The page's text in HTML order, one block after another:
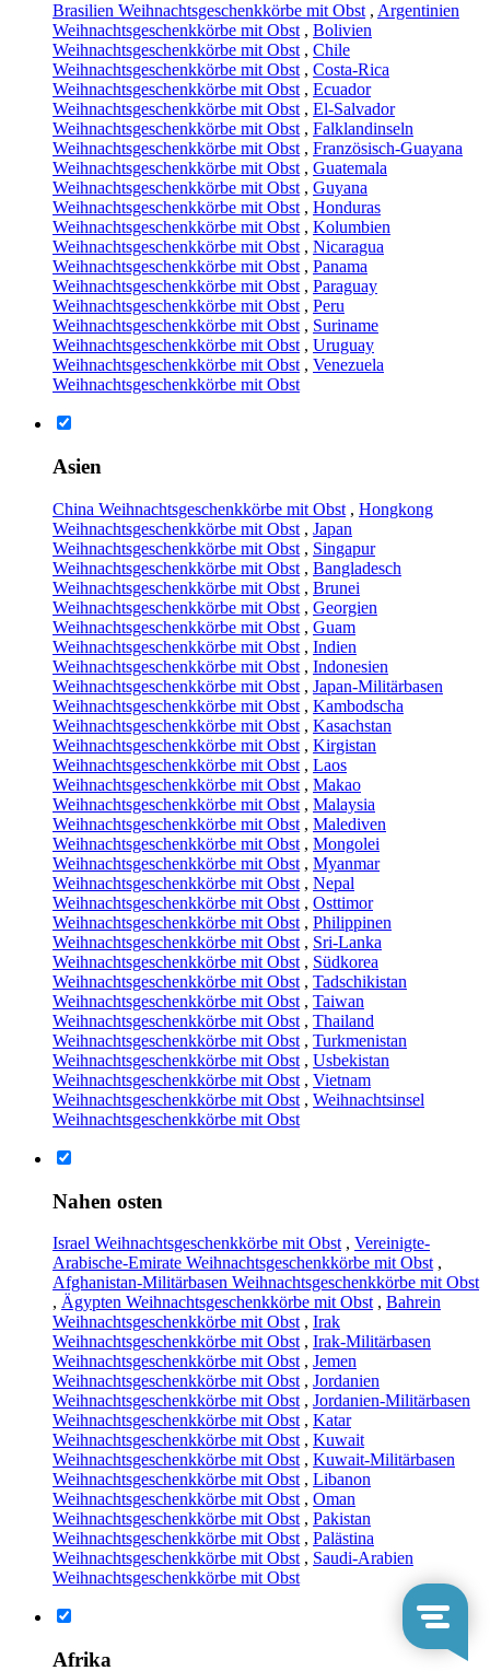
Brasilien Weihnachtsgeschenkkörbe mit Obst, Argentinien
Weihnachtsgeschenkkörbe mit Obst, Bolivien
Weihnachtsgeschenkkörbe mit Obst, Chile
Weihnachtsgeschenkkörbe mit Obst, Costa-Rica
Weihnachtsgeschenkkörbe mit Obst, Ecuador
Weihnachtsgeschenkkörbe mit Obst, El-Salvador
Weihnachtsgeschenkkörbe mit Obst, Falklandinseln
Weihnachtsgeschenkkörbe mit Obst, Französisch-Guayana
Weihnachtsgeschenkkörbe mit Obst, Guatemala
Weihnachtsgeschenkkörbe mit Obst, Guyana
Weihnachtsgeschenkkörbe mit Obst, Honduras
Weihnachtsgeschenkkörbe mit Obst, Kolumbien
Weihnachtsgeschenkkörbe mit Obst, Nicaragua
Weihnachtsgeschenkkörbe mit Obst, Panama
Weihnachtsgeschenkkörbe mit Obst, Paraguay
Weihnachtsgeschenkkörbe mit Obst, Peru
Weihnachtsgeschenkkörbe mit Obst, Suriname
Weihnachtsgeschenkkörbe mit Obst, Uruguay
Weihnachtsgeschenkkörbe mit Obst, Venezuela
Weihnachtsgeschenkkörbe mit Obst
Asien
China Weihnachtsgeschenkkörbe mit Obst , Hongkong
Weihnachtsgeschenkkörbe mit Obst , Japan
Weihnachtsgeschenkkörbe mit Obst , Singapur
Weihnachtsgeschenkkörbe mit Obst , Bangladesch
Weihnachtsgeschenkkörbe mit Obst , Brunei
Weihnachtsgeschenkkörbe mit Obst , Georgien
Weihnachtsgeschenkkörbe mit Obst , Guam
Weihnachtsgeschenkkörbe mit Obst , Indien
Weihnachtsgeschenkkörbe mit Obst , Indonesien
Weihnachtsgeschenkkörbe mit Obst , Japan-Militärbasen
Weihnachtsgeschenkkörbe mit Obst , Kambodscha
Weihnachtsgeschenkkörbe mit Obst , Kasachstan
Weihnachtsgeschenkkörbe mit Obst , Kirgistan
Weihnachtsgeschenkkörbe mit Obst , Laos
Weihnachtsgeschenkkörbe mit Obst , Makao
Weihnachtsgeschenkkörbe mit Obst , Malaysia
Weihnachtsgeschenkkörbe mit Obst , Malediven
Weihnachtsgeschenkkörbe mit Obst , Mongolei
Weihnachtsgeschenkkörbe mit Obst , Myanmar
Weihnachtsgeschenkkörbe mit Obst , Nepal
Weihnachtsgeschenkkörbe mit Obst , Osttimor
Weihnachtsgeschenkkörbe mit Obst , Philippinen
Weihnachtsgeschenkkörbe mit Obst , Sri-Lanka
Weihnachtsgeschenkkörbe mit Obst , Südkorea
Weihnachtsgeschenkkörbe mit Obst , Tadschikistan
Weihnachtsgeschenkkörbe mit Obst , Taiwan
Weihnachtsgeschenkkörbe mit Obst , Thailand
Weihnachtsgeschenkkörbe mit Obst , Turkmenistan
Weihnachtsgeschenkkörbe mit Obst , Usbekistan
Weihnachtsgeschenkkörbe mit Obst , Vietnam
Weihnachtsgeschenkkörbe mit Obst , Weihnachtsinsel
Weihnachtsgeschenkkörbe mit Obst
Nahen osten
Israel Weihnachtsgeschenkkörbe mit Obst , Vereinigte-
Arabische-Emirate Weihnachtsgeschenkkörbe mit Obst ,
Afghanistan-Militärbasen Weihnachtsgeschenkkörbe mit Obst
, Ägypten Weihnachtsgeschenkkörbe mit Obst , Bahrein
Weihnachtsgeschenkkörbe mit Obst , Irak
Weihnachtsgeschenkkörbe mit Obst , Irak-Militärbasen
Weihnachtsgeschenkkörbe mit Obst , Jemen
Weihnachtsgeschenkkörbe mit Obst , Jordanien
Weihnachtsgeschenkkörbe mit Obst , Jordanien-Militärbasen
Weihnachtsgeschenkkörbe mit Obst , Katar
Weihnachtsgeschenkkörbe mit Obst , Kuwait
Weihnachtsgeschenkkörbe mit Obst , Kuwait-Militärbasen
Weihnachtsgeschenkkörbe mit Obst , Libanon
Weihnachtsgeschenkkörbe mit Obst , Oman
Weihnachtsgeschenkkörbe mit Obst , Pakistan
Weihnachtsgeschenkkörbe mit Obst , Palästina
Weihnachtsgeschenkkörbe mit Obst , Saudi-Arabien
Weihnachtsgeschenkkörbe mit Obst
Afrika